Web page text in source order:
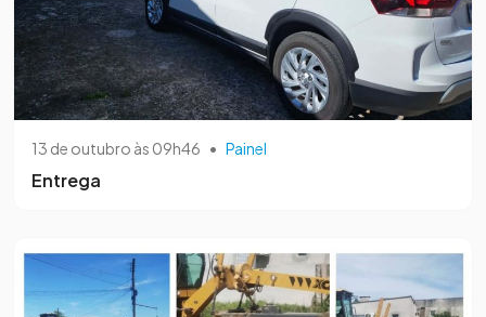
13 de outubro às 09h46 • Painel
Entrega